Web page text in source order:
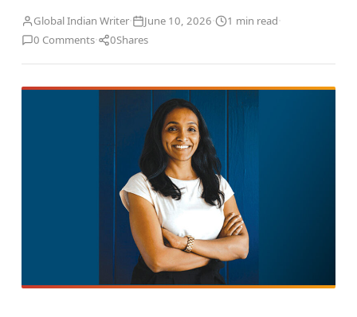
Global Indian Writer· June 10, 2026· 1 min read·
0 Comments· 0Shares